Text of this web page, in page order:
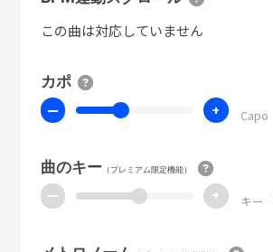
この曲は対応していません
カポ
ー + Capo
曲のキー（プレミアム限定機能）
ー + キー